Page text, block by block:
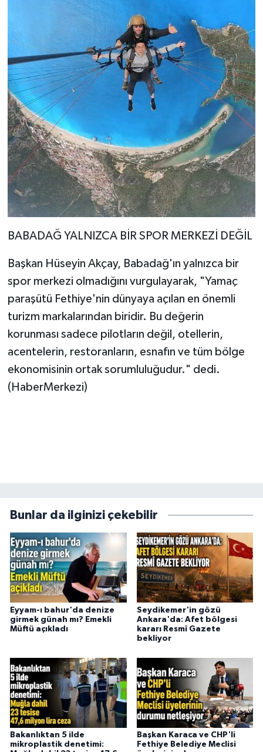
BABADAĞ YALNIZCA BİR SPOR MERKEZİ DEĞİL
Başkan Hüseyin Akçay, Babadağ'ın yalnızca bir
spor merkezi olmadığını vurgulayarak, "Yamaç
paraşütü Fethiye'nin dünyaya açılan en önemli
turizm markalarından biridir. Bu değerin
korunması sadece pilotların değil, otellerin,
acentelerin, restoranların, esnafın ve tüm bölge
ekonomisinin ortak sorumluluğudur." dedi.
(HaberMerkezi)
Bunlar da ilginizi çekebilir
Eyyam-ı bahur'da denize
girmek günah mı? Emekli
Müftü açıkladı
Seydikemer'in gözü
Ankara'da: Afet bölgesi
kararı Resmî Gazete
bekliyor
Bakanlıktan 5 ilde
mikroplastik denetimi:
Başkan Karaca ve CHP'li
Fethiye Belediye Meclisi